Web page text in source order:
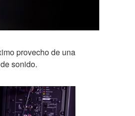
provecho de una
sonido.